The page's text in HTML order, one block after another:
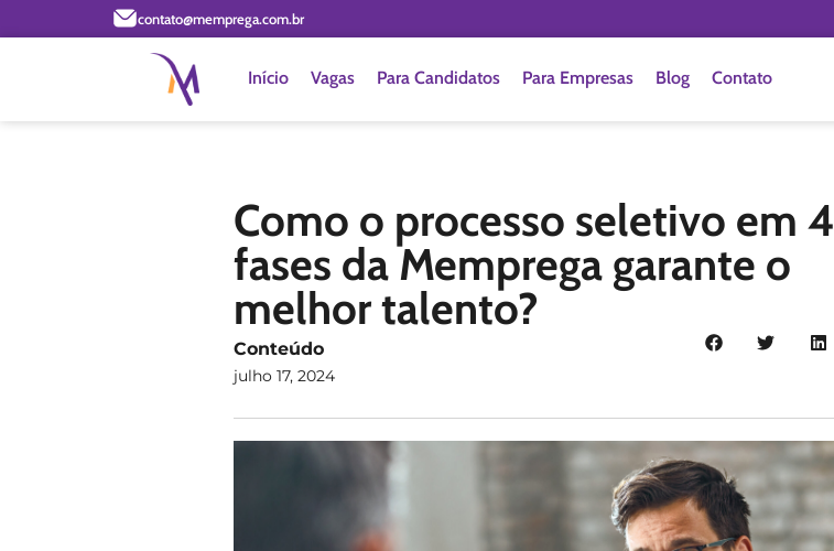
contato@memprega.com.br
Início Vagas Para Candidatos Para Empresas Blog Contato
Como o processo seletivo em 4
fases da Memprega garante o
melhor talento?
Conteúdo
julho 17, 2024